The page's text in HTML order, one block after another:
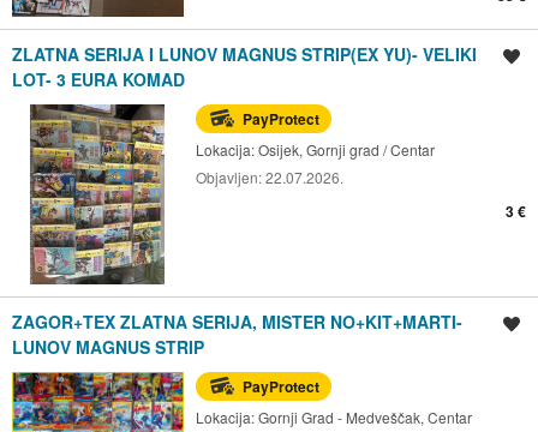
ZLATNA SERIJA I LUNOV MAGNUS STRIP(EX YU)- VELIKI
LOT- 3 EURA KOMAD
PayProtect
Lokacija:Osijek, Gornji grad / Centar
Objavljen:22.07.2026.
3 €
ZAGOR+TEX ZLATNA SERIJA, MISTER NO+KIT+MARTI-
LUNOV MAGNUS STRIP
PayProtect
Lokacija:Gornji Grad - Medveščak, Centar